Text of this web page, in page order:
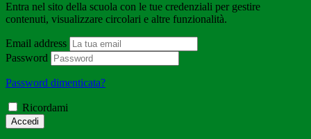
Entra nel sito della scuola con le tue credenziali per gestire
contenuti, visualizzare circolari e altre funzionalità.
Email address
Password
Password dimenticata?
Ricordami
Accedi